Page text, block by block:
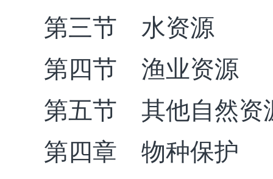
第三节 水资源
第四节 渔业资源
第五节 其他自然资
第四章 物种保护